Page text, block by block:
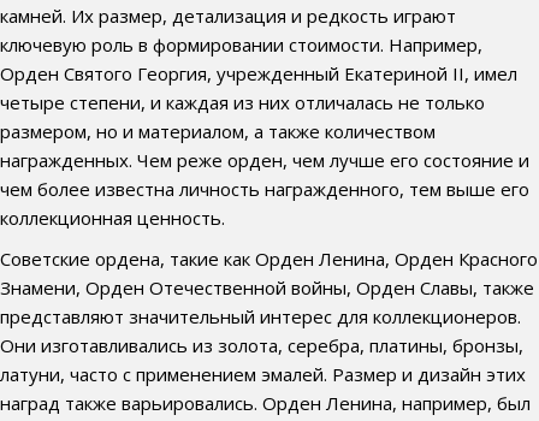
камней. Их размер, детализация и редкость играют
ключевую роль в формировании стоимости. Например,
Орден Святого Георгия, учрежденный Екатериной II, имел
четыре степени, и каждая из них отличалась не только
размером, но и материалом, а также количеством
награжденных. Чем реже орден, чем лучше его состояние и
чем более известна личность награжденного, тем выше его
коллекционная ценность.
Советские ордена, такие как Орден Ленина, Орден Красного
Знамени, Орден Отечественной войны, Орден Славы, также
представляют значительный интерес для коллекционеров.
Они изготавливались из золота, серебра, платины, бронзы,
латуни, часто с применением эмалей. Размер и дизайн этих
наград также варьировались. Орден Ленина, например, был